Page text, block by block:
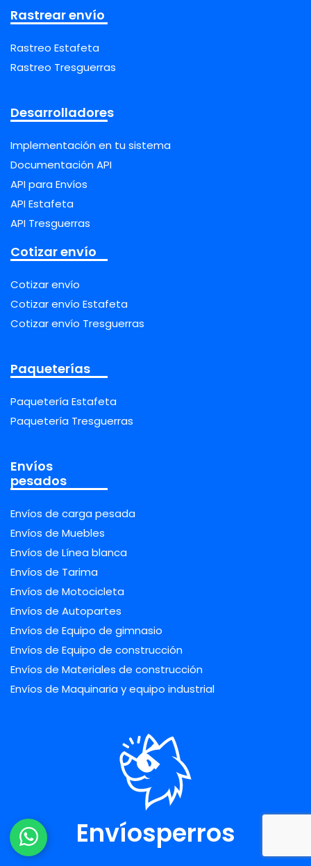
Rastrear envío
Rastreo Estafeta
Rastreo Tresguerras
Desarrolladores
Implementación en tu sistema
Documentación API
API para Envíos
API Estafeta
API Tresguerras
Cotizar envío
Cotizar envío
Cotizar envío Estafeta
Cotizar envío Tresguerras
Paqueterías
Paquetería Estafeta
Paquetería Tresguerras
Envíos
pesados
Envíos de carga pesada
Envíos de Muebles
Envíos de Línea blanca
Envíos de Tarima
Envíos de Motocicleta
Envíos de Autopartes
Envíos de Equipo de gimnasio
Envíos de Equipo de construcción
Envíos de Materiales de construcción
Envíos de Maquinaria y equipo industrial
Envíosperros